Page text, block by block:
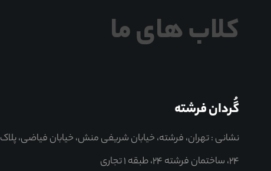
کلاب های ما
گُردان فرشته
نشانی : تهران، فرشته، خیابان شریفی منش، خیابان فیاضی، پلاک
۲۴، ساختمان فرشته 24، طبقه ۱ تجاری